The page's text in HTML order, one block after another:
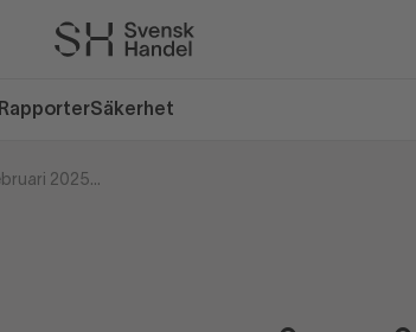
RapporterSäkerhet
Flest klagomål på Varningslistan under februari 2025